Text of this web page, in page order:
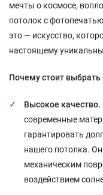
мечты о космосе,
потолок с
это — искусство,
настоящему
Почему стоит
Высокое качество.
современные
гарантировать
нашего потолка. Он
механическим
воздействием